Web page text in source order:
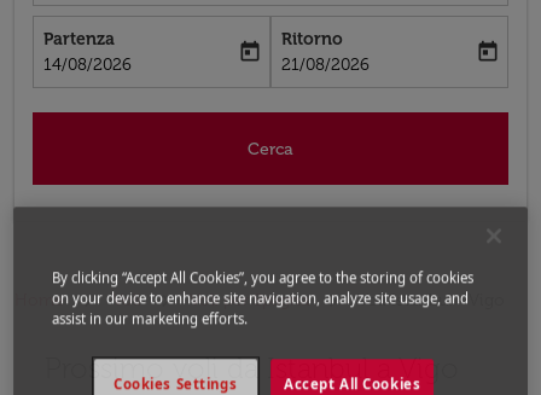
Partenza
fc-booking-departure-date-aria-label
14/08/2026
today
Ritorno
fc-booking-return-date-aria-label
21/08/2026
today
Cerca
Home Voli Voli per Spagna Voli Istanbul - Vigo
Prossimo voli da Istanbul a Vigo
Prova ad aggiornare il tuo percorso (origine e/o
By clicking “Accept All Cookies”, you agree to the storing of cookies
on your device to enhance site navigation, analyze site usage, and
assist in our marketing efforts.
Accept All Cookies
Cookies Settings